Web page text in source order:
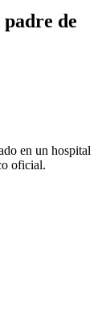
de
en un hospital
oficial.